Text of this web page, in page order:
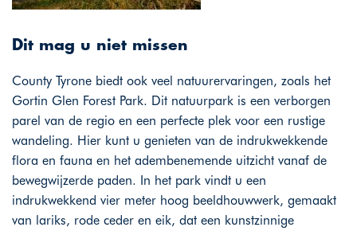
Dit mag u niet missen
County Tyrone biedt ook veel natuurervaringen, zoals het
Gortin Glen Forest Park. Dit natuurpark is een verborgen
parel van de regio en een perfecte plek voor een rustige
wandeling. Hier kunt u genieten van de indrukwekkende
flora en fauna en het adembenemende uitzicht vanaf de
bewegwijzerde paden. In het park vindt u een
indrukwekkend vier meter hoog beeldhouwwerk, gemaakt
van lariks, rode ceder en eik, dat een kunstzinnige